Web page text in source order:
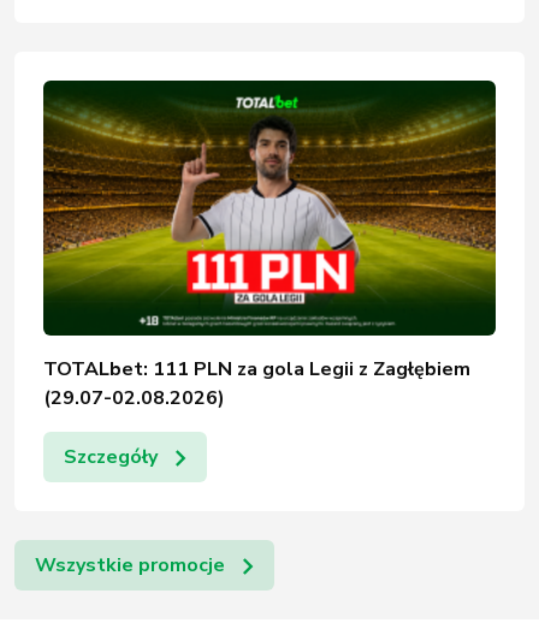
TOTALbet: 111 PLN za gola Legii z Zagłębiem
(29.07-02.08.2026)
Szczegóły
Wszystkie promocje